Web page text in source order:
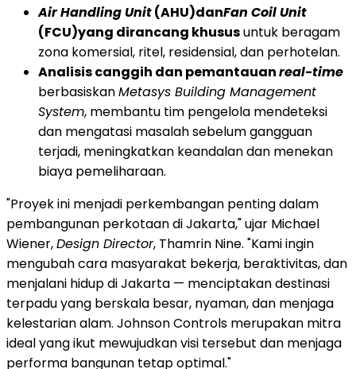
Air Handling Unit(AHU)danFan Coil Unit
(FCU)yang dirancang khususuntuk beragam
zona komersial, ritel, residensial, dan perhotelan.
Analisis canggih dan pemantauanreal-time
berbasiskanMetasys Building Management
System, membantu tim pengelola mendeteksi
dan mengatasi masalah sebelum gangguan
terjadi, meningkatkan keandalan dan menekan
biaya pemeliharaan.
"Proyek ini menjadi perkembangan penting dalam
pembangunan perkotaan diJakarta," ujar Michael
Wiener,Design Director, Thamrin Nine. "Kami ingin
mengubah cara masyarakat bekerja, beraktivitas, dan
menjalani hidup diJakarta — menciptakan destinasi
terpadu yang berskala besar, nyaman, dan menjaga
kelestarian alam. Johnson Controls merupakan mitra
ideal yang ikut mewujudkan visi tersebut dan menjaga
performa bangunan tetap optimal."